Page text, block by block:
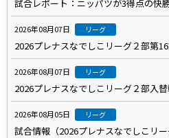
試合レポート：ニッパツが3得点の快
2026年08月07日 リーグ
2026プレナスなでしこリーグ２部第
2026年08月07日 リーグ
2026プレナスなでしこリーグ２部入
2026年08月05日 リーグ
試合情報（2026プレナスなでしこリー